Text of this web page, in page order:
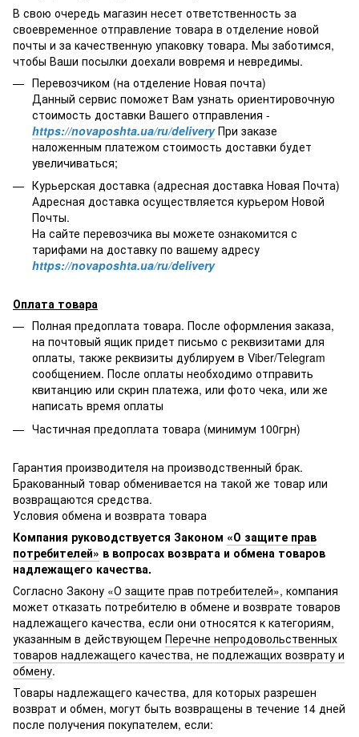
В свою очередь магазин несет ответственность за
своевременное отправление товара в отделение новой
почты и за качественную упаковку товара. Мы заботимся,
чтобы Ваши посылки доехали вовремя и невредимы.
Перевозчиком (на отделение Новая почта)
Данный сервис поможет Вам узнать ориентировочную
стоимость доставки Вашего отправления -
https://novaposhta.ua/ru/deliveryПри заказе
наложенным платежом стоимость доставки будет
увеличиваться;
Курьерская доставка (адресная доставка Новая Почта)
Адресная доставка осуществляется курьером Новой
Почты.
На сайте перевозчика вы можете ознакомится с
тарифами на доставку по вашему адресу
https://novaposhta.ua/ru/delivery
Оплата товара
Полная предоплата товара. После оформления заказа,
на почтовый ящик придет письмо с реквизитами для
оплаты, также реквизиты дублируем в Viber/Telegram
сообщением. После оплаты необходимо отправить
квитанцию или скрин платежа, или фото чека, или же
написать время оплаты
Частичная предоплата товара (минимум 100грн)
Гарантия производителя на производственный брак.
Бракованный товар обменивается на такой же товар или
возвращаются средства.
Условия обмена и возврата товара
Компания руководствуется Законом «О защите прав
потребителей» в вопросах возврата и обмена товаров
надлежащего качества.
Согласно Закону «О защите прав потребителей», компания
может отказать потребителю в обмене и возврате товаров
надлежащего качества, если они относятся к категориям,
указанным в действующем Перечне непродовольственных
товаров надлежащего качества, не подлежащих возврату и
обмену.
Товары надлежащего качества, для которых разрешен
возврат и обмен, могут быть возвращены в течение 14 дней
после получения покупателем, если: